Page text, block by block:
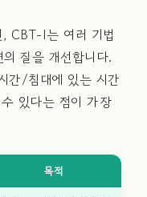
CBT-I는 여러 기법
질을 개선합니다.
간/침대에 있는 시간
있다는 점이 가장
목적